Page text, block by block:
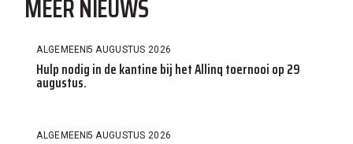
MEER NIEUWS
ALGEMEEN 5 AUGUSTUS 2026
Hulp nodig in de kantine bij het Allinq toernooi op 29
augustus.
ALGEMEEN 5 AUGUSTUS 2026